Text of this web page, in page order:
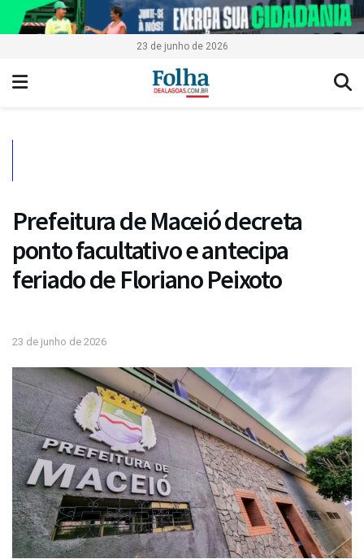
23 de junho de 2026
Prefeitura de Maceió decreta
ponto facultativo e antecipa
feriado de Floriano Peixoto
23 de junho de 2026